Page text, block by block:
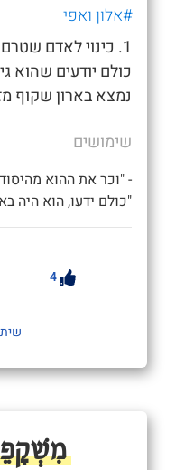
#אלון ואפי
1. כינוי לאדם
כולם יודעים שהוא
נמצא בארון שקוף
שימושים
- "וכר את ההוא
"כולם ידעו, הוא היה
4